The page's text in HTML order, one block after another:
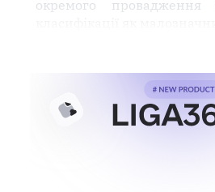
окремого провадження